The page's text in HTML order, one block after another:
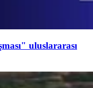
uluslararası